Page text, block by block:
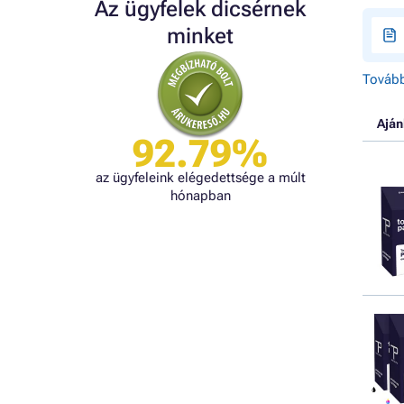
Az ügyfelek dicsérnek
minket
92.79%
az ügyfeleink elégedettsége a múlt
hónapban